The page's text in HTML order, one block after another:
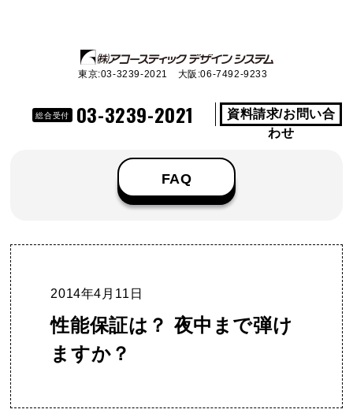
東京:03-3239-2021 大阪:06-7492-9233
総合受付 03-3239-2021
資料請求/お問い合
わせ
FAQ
2014年4月11日
性能保証は？ 夜中まで弾け
ますか？